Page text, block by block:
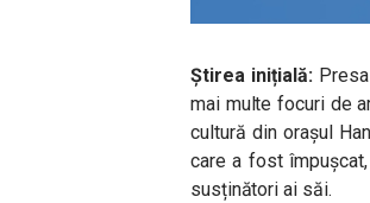
Știrea inițială:
mai multe focuri de
cultură din orașul
care a fost
susținători ai săi.